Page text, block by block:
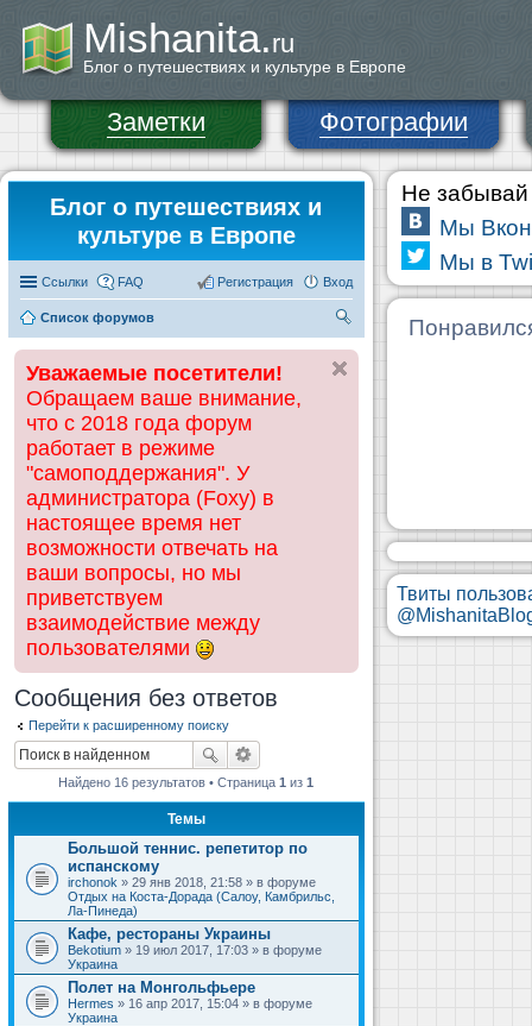
Mishanita.ru
Блог о путешествиях и культуре в Европе
Заметки Фотографии
Блог о путешествиях и
культуре в Европе
Ссылки FAQ Вход
Регистрация
Список форумов
ск
Уважаемые посетители!
Обращаем ваше внимание,
что с 2018 года форум
работает в режиме
"самоподдержания". У
администратора (Foxy) в
настоящее время нет
возможности отвечать на
ваши вопросы, но мы
приветствуем
взаимодействие между
пользователями
Сообщения без ответов
Перейти к расширенному поиску
Найдено 16 результатов • Страница1 из1
Темы
Большой теннис. репетитор по
испанскому
irchonok » 29 янв 2018, 21:58 » в форуме
Отдых на Коста-Дорада (Салоу, Камбрильс,
Ла-Пинеда)
Кафе, рестораны Украины
Bekotium » 19 июл 2017, 17:03 » в форуме
Украина
Полет на Монгольфьере
Hermes » 16 апр 2017, 15:04 » в форуме
Украина
Не забывай
Мы
Мы в
Твиты